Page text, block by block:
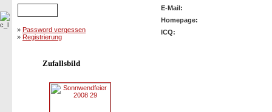
» Password vergessen
» Registrierung
Zufallsbild
E-Mail:
Homepage:
ICQ: